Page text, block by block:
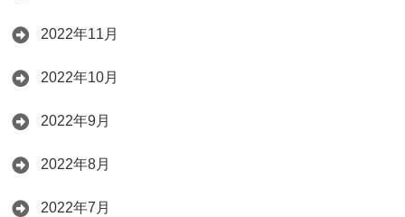
2022年11月
2022年10月
2022年9月
2022年8月
2022年7月